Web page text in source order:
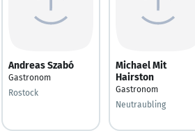
Andreas Szabó
Gastronom
Rostock
Michael Mit
Hairston
Gastronom
Neutraubling